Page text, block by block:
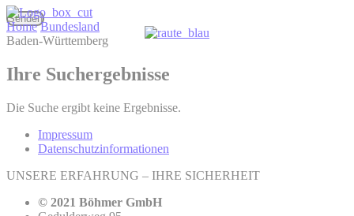
Senden
Home Bundesland
Baden-Württemberg
Ihre Suchergebnisse
Die Suche ergibt keine Ergebnisse.
Impressum
Datenschutzinformationen
UNSERE ERFAHRUNG – IHRE SICHERHEIT
© 2021 Böhmer GmbH